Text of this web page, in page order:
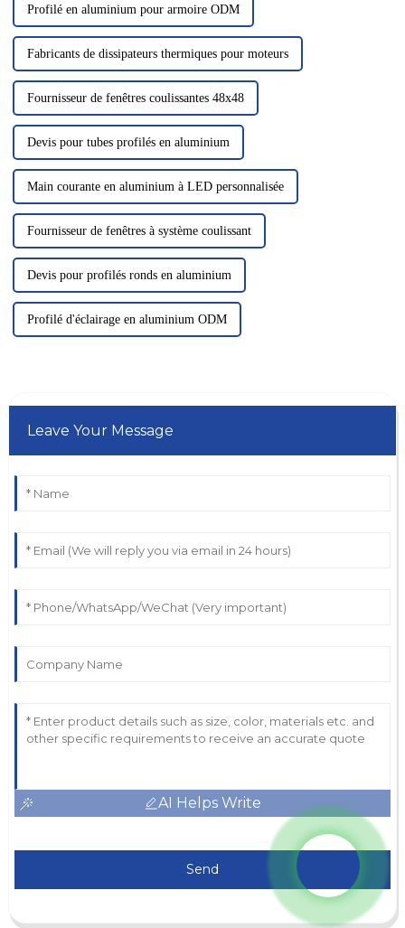
Profilé en aluminium pour armoire ODM
Fabricants de dissipateurs thermiques pour moteurs
Fournisseur de fenêtres coulissantes 48x48
Devis pour tubes profilés en aluminium
Main courante en aluminium à LED personnalisée
Fournisseur de fenêtres à système coulissant
Devis pour profilés ronds en aluminium
Profilé d'éclairage en aluminium ODM
Leave Your Message
AI Helps Write
Send